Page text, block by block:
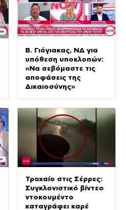
Β. Γιόγιακας, ΝΔ για
υπόθεση υποκλοπών:
«Να σεβόμαστε τις
αποφάσεις της
Δικαιοσύνης»
Τροχαίο στις Σέρρες:
Συγκλονιστικό βίντεο
ντοκουμέντο
καταγράφει καρέ